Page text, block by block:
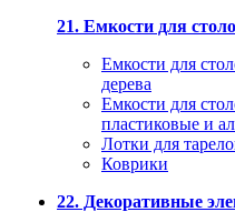
21. Емкости для
Емкости для
дерева
Емкости для
пластиковые и
Лотки для
Коврики
22. Декоративные